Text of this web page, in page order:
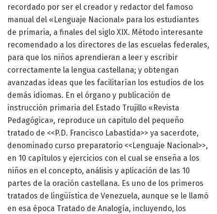
recordado por ser el creador y redactor del famoso
manual del «Lenguaje Nacional» para los estudiantes
de primaria, a finales del siglo XIX. Método interesante
recomendado a los directores de las escuelas federales,
para que los niños aprendieran a leer y escribir
correctamente la lengua castellana; y obtengan
avanzadas ideas que les facilitarían los estudios de los
demás idiomas. En el órgano y publicación de
instrucción primaria del Estado Trujillo «Revista
Pedagógica», reproduce un capitulo del pequeño
tratado de <<P.D. Francisco Labastida>> ya sacerdote,
denominado curso preparatorio <<Lenguaje Nacional>>,
en 10 capítulos y ejercicios con el cual se enseña a los
niños en el concepto, análisis y aplicación de las 10
partes de la oración castellana. Es uno de los primeros
tratados de lingüística de Venezuela, aunque se le llamó
en esa época Tratado de Analogía, incluyendo, los